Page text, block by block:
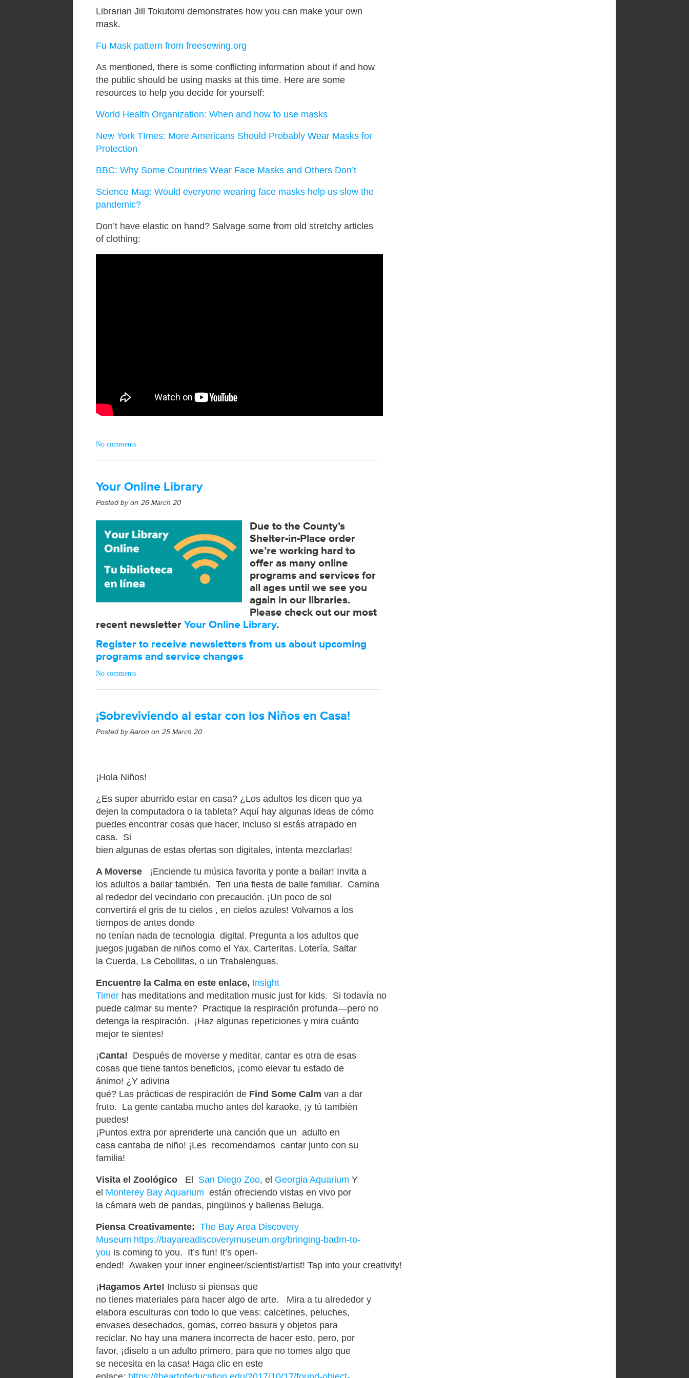
Librarian Jill Tokutomi demonstrates how you can make your own
mask.
Fu Mask pattern from freesewing.org
As mentioned, there is some conflicting information about if and how
the public should be using masks at this time. Here are some
resources to help you decide for yourself:
World Health Organization: When and how to use masks
New York TImes: More Americans Should Probably Wear Masks for
Protection
BBC: Why Some Countries Wear Face Masks and Others Don’t
Science Mag: Would everyone wearing face masks help us slow the
pandemic?
Don’t have elastic on hand? Salvage some from old stretchy articles
of clothing:
No comments
Your Online Library
Posted by on 26 March 20
Due to the County’s
Shelter-in-Place order
we’re working hard to
offer as many online
programs and services for
all ages until we see you
again in our libraries.
Please check out our most
recent newsletter Your Online Library.
Register to receive newsletters from us about upcoming
programs and service changes
No comments
¡Sobreviviendo al estar con los Niños en Casa!
Posted by Aaron on 25 March 20
¡Hola Niños!
¿ Es super aburrido estar en casa? ¿Los adultos les dicen que ya
dejen la computadora o la tableta? Aquí hay algunas ideas de cómo
puedes encontrar cosas que hacer, incluso si estás atrapado en
casa. Si
bien algunas de estas ofertas son digitales, intenta mezclarlas!
A Moverse ¡Enciende tu música favorita y ponte a bailar! Invita a
los adultos a bailar también. Ten una fiesta de baile familiar. Camina
al rededor del vecindario con precaución. ¡Un poco de sol
convertirá el gris de tu cielos , en cielos azules! Volvamos a los
tiempos de antes donde
no tenían nada de tecnologia digital. Pregunta a los adultos que
juegos jugaban de niños como el Yax, Carteritas, Lotería, Saltar
la Cuerda, La Cebollitas, o un Trabalenguas.
Encuentre la Calma en este enlace, Insight
Timer has meditations and meditation music just for kids. Si todavía no
puede calmar su mente? Practique la respiración profunda—pero no
detenga la respiración.
¡Haz algunas repeticiones y mira cuánto
mejor te sientes!
¡Canta! Después de moverse y meditar, cantar es otra de esas
cosas que tiene tantos beneficios, ¡como elevar tu estado de
ánimo! ¿Y adivina
qué? Las prácticas de respiración de Find Some Calm van a dar
fruto. La gente cantaba mucho antes del karaoke, ¡y tú también
puedes!
¡Puntos extra por aprenderte una canción que un adulto en
casa cantaba de niño! ¡Les recomendamos cantar junto con su
familia!
Visita el Zoológico El San Diego Zoo, el Georgia Aquarium Y
el Monterey Bay Aquarium están ofreciendo vistas en vivo por
la cámara web de pandas, pingüinos y ballenas Beluga.
Piensa Creativamente: The Bay Area Discovery
Museum https://bayareadiscoverymuseum.org/bringing-badm-to-
you is coming to you. It’s fun! It’s open-
ended! Awaken your inner engineer/scientist/artist! Tap into your creativity!
¡Hagamos Arte! Incluso si piensas que
no tienes materiales para hacer algo de arte.
Mira a tu alrededor y
elabora esculturas con todo lo que veas: calcetines, peluches,
envases desechados, gomas, correo basura y objetos para
reciclar. No hay una manera incorrecta de hacer esto, pero, por
favor, ¡díselo a un adulto primero, para que no tomes algo que
se necesita en la casa! Haga clic en este